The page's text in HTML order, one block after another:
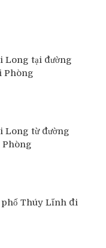
Long tại đường
Phòng
Long từ đường
Phòng
Thúy Lĩnh đi